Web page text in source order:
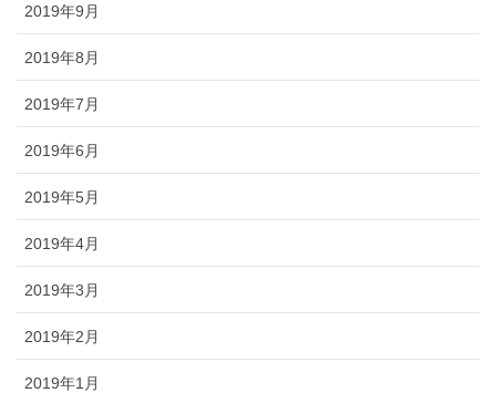
2019年9月
2019年8月
2019年7月
2019年6月
2019年5月
2019年4月
2019年3月
2019年2月
2019年1月